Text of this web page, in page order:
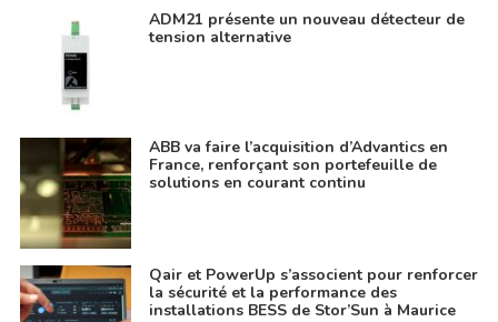
ADM21 présente un nouveau détecteur de
tension alternative
ABB va faire l’acquisition d’Advantics en
France, renforçant son portefeuille de
solutions en courant continu
Qair et PowerUp s’associent pour renforcer
la sécurité et la performance des
installations BESS de Stor’Sun à Maurice